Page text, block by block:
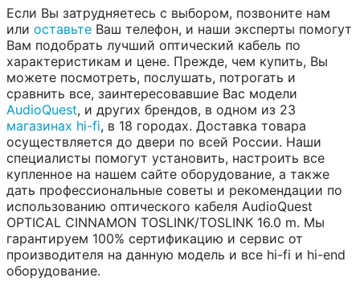
Если Вы затрудняетесь с выбором, позвоните нам
или оставьте Ваш телефон, и наши эксперты помогут
Вам подобрать лучший оптический кабель по
характеристикам и цене. Прежде, чем купить, Вы
можете посмотреть, послушать, потрогать и
сравнить все, заинтересовавшие Вас модели
AudioQuest, и других брендов, в одном из 23
магазинах hi-fi, в 18 городах. Доставка товара
осуществляется до двери по всей России. Наши
специалисты помогут установить, настроить все
купленное на нашем сайте оборудование, а также
дать профессиональные советы и рекомендации по
использованию оптического кабеля AudioQuest
OPTICAL CINNAMON TOSLINK/TOSLINK 16.0 m. Мы
гарантируем 100% сертификацию и сервис от
производителя на данную модель и все hi-fi и hi-end
оборудование.